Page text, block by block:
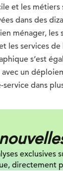
et les métiers
dans des
ménager, les
les services de
s’est
avec un
dans
exclusives
directement